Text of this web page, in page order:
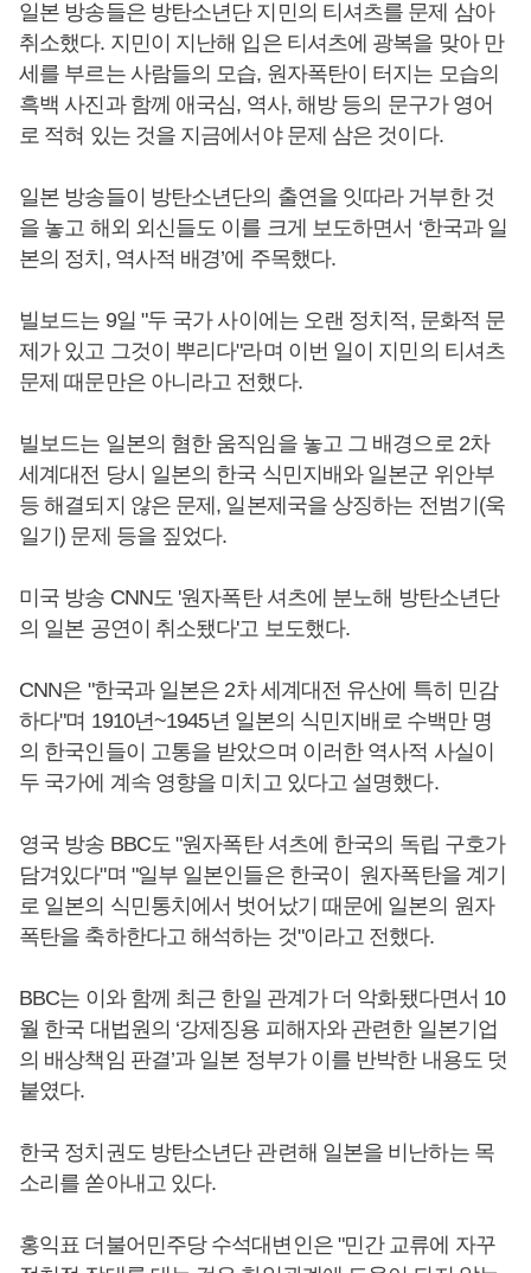
일본 방송들은 방탄소년단 지민의 티셔츠를 문제 삼아
취소했다. 지민이 지난해 입은 티셔츠에 광복을 맞아 만
세를 부르는 사람들의 모습, 원자폭탄이 터지는 모습의
흑백 사진과 함께 애국심, 역사, 해방 등의 문구가 영어
로 적혀 있는 것을 지금에서야 문제 삼은 것이다.
일본 방송들이 방탄소년단의 출연을 잇따라 거부한 것
을 놓고 해외 외신들도 이를 크게 보도하면서 ‘한국과 일
본의 정치, 역사적 배경’에 주목했다.
빌보드는 9일 "두 국가 사이에는 오랜 정치적, 문화적 문
제가 있고 그것이 뿌리다"라며 이번 일이 지민의 티셔츠
문제 때문만은 아니라고 전했다.
빌보드는 일본의 혐한 움직임을 놓고 그 배경으로 2차
세계대전 당시 일본의 한국 식민지배와 일본군 위안부
등 해결되지 않은 문제, 일본제국을 상징하는 전범기(욱
일기) 문제 등을 짚었다.
미국 방송 CNN도 '원자폭탄 셔츠에 분노해 방탄소년단
의 일본 공연이 취소됐다'고 보도했다.
CNN은 "한국과 일본은 2차 세계대전 유산에 특히 민감
하다"며 1910년~1945년 일본의 식민지배로 수백만 명
의 한국인들이 고통을 받았으며 이러한 역사적 사실이
두 국가에 계속 영향을 미치고 있다고 설명했다.
영국 방송 BBC도 "원자폭탄 셔츠에 한국의 독립 구호가
담겨있다"며 "일부 일본인들은 한국이 원자폭탄을 계기
로 일본의 식민통치에서 벗어났기 때문에 일본의 원자
폭탄을 축하한다고 해석하는 것"이라고 전했다.
BBC는 이와 함께 최근 한일 관계가 더 악화됐다면서 10
월 한국 대법원의 ‘강제징용 피해자와 관련한 일본기업
의 배상책임 판결’과 일본 정부가 이를 반박한 내용도 덧
붙였다.
한국 정치권도 방탄소년단 관련해 일본을 비난하는 목
소리를 쏟아내고 있다.
홍익표 더불어민주당 수석대변인은 "민간 교류에 자꾸